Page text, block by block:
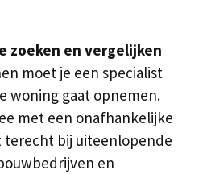
zoeken en vergelijken
moet je een specialist
woning gaat opnemen.
met een onafhankelijke
terecht bij uiteenlopende
en